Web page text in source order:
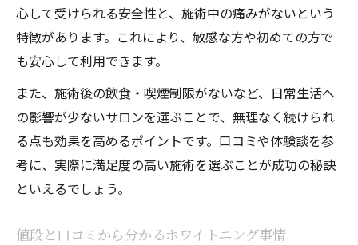
心して受けられる安全性と、施術中の痛みがないという
特徴があります。これにより、敏感な方や初めての方で
も安心して利用できます。
また、施術後の飲食・喫煙制限がないなど、日常生活へ
の影響が少ないサロンを選ぶことで、無理なく続けられ
る点も効果を高めるポイントです。口コミや体験談を参
考に、実際に満足度の高い施術を選ぶことが成功の秘訣
といえるでしょう。
値段と口コミから分かるホワイトニング事情